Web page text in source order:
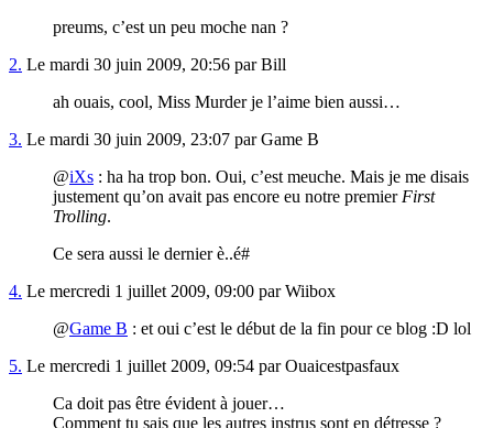
preums, c’est un peu moche nan ?
2. Le mardi 30 juin 2009, 20:56 par Bill
ah ouais, cool, Miss Murder je l’aime bien aussi…
3. Le mardi 30 juin 2009, 23:07 par Game B
@iXs : ha ha trop bon. Oui, c’est meuche. Mais je me disais
justement qu’on avait pas encore eu notre premier First
Trolling.
Ce sera aussi le dernier è..é#
4. Le mercredi 1 juillet 2009, 09:00 par Wiibox
@Game B : et oui c’est le début de la fin pour ce blog :D lol
5. Le mercredi 1 juillet 2009, 09:54 par Ouaicestpasfaux
Ca doit pas être évident à jouer…
Comment tu sais que les autres instrus sont en détresse ?